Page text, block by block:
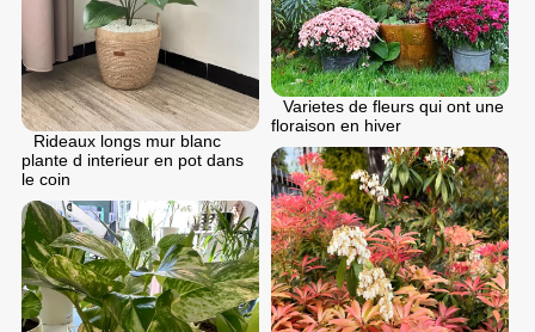
Varietes de fleurs qui ont une
floraison en hiver
Rideaux longs mur blanc
plante d interieur en pot dans
le coin